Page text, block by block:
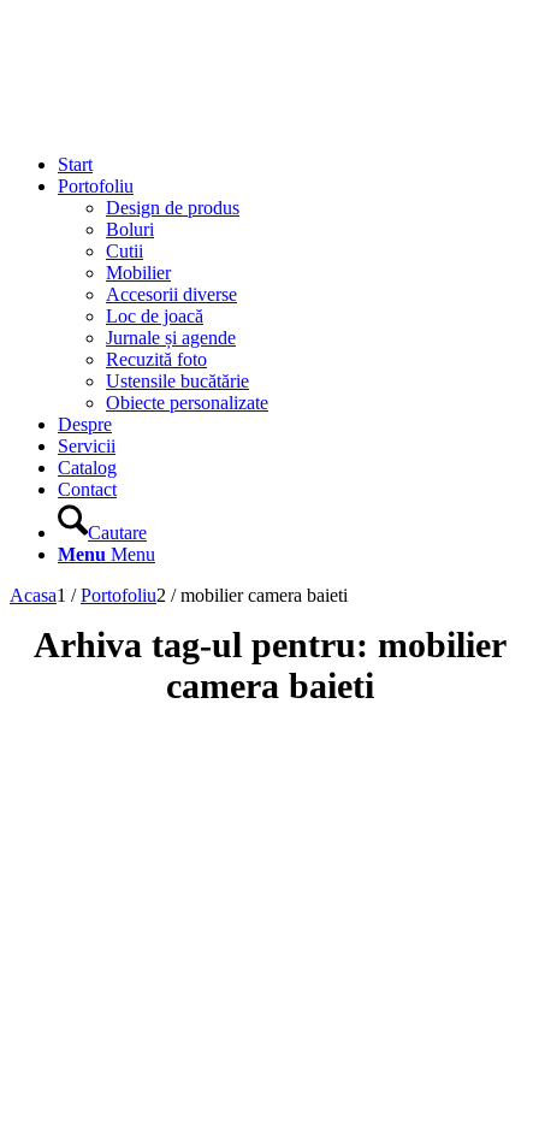
Start
Portofoliu
Design de produs
Boluri
Cutii
Mobilier
Accesorii diverse
Loc de joacă
Jurnale și agende
Recuzită foto
Ustensile bucătărie
Obiecte personalizate
Despre
Servicii
Catalog
Contact
Cautare
Menu Menu
Acasa1 / Portofoliu2 / mobilier camera baieti
Arhiva tag-ul pentru: mobilier
camera baieti